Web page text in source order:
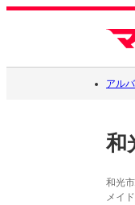
アル
和
和光
メイ